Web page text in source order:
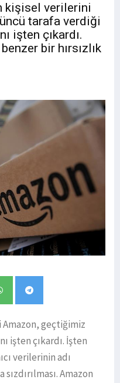
kişisel verilerini
tarafa verdiği
işten çıkardı.
bir hırsızlık
Amazon, geçtiğimiz
işten çıkardı. İşten
verilerinin adı
Amazon